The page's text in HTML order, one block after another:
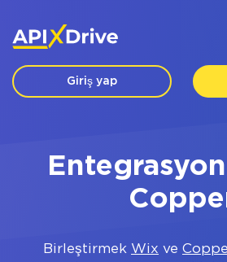
Giriş yap
Birleştirmek Wix ve